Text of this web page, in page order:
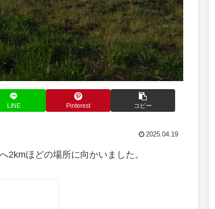
LINE Pinterest コピー
2025.04.19
2kmほどの場所に向かいました。